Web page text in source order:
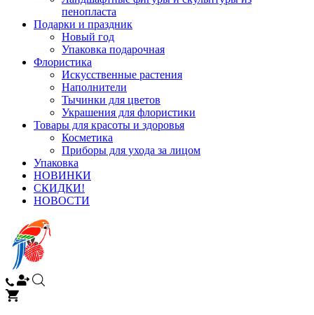
пенопласта
Подарки и праздник
Новый год
Упаковка подарочная
Флористика
Искусственные растения
Наполнители
Тычинки для цветов
Украшения для флористики
Товары для красоты и здоровья
Косметика
Приборы для ухода за лицом
Упаковка
НОВИНКИ
СКИДКИ!
НОВОСТИ